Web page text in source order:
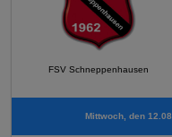
FSV Schneppenhausen
Mittwoch, den